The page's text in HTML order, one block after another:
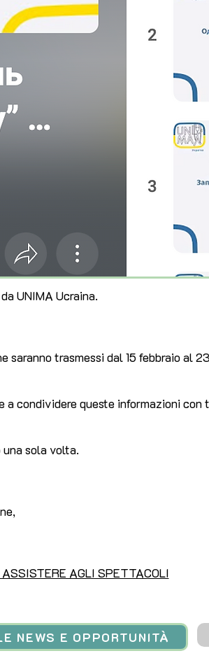
UNIMA Ucraina.
trasmessi dal 15 febbraio al
condividere queste informazioni
sola volta.
ASSISTERE AGLI SPETTACOLI
NEWS E OPPORTUNITÀ